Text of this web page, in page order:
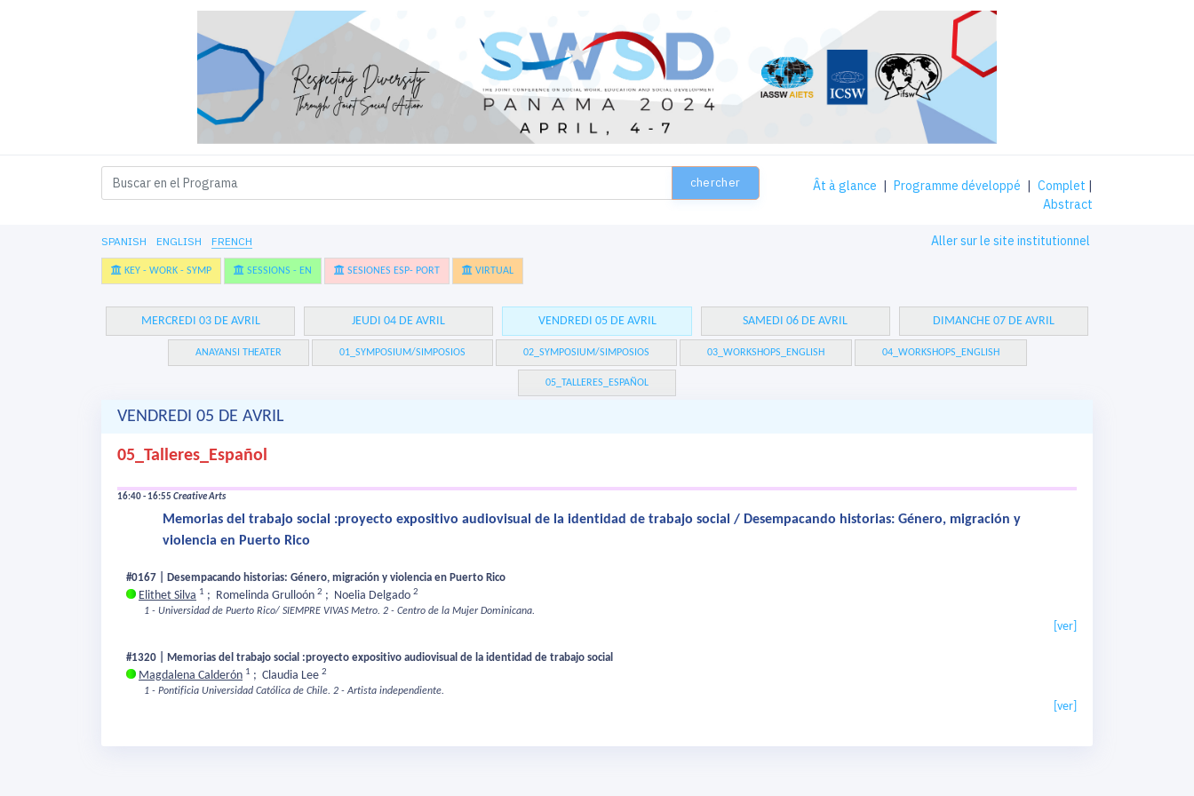
chercher Ât à glance | Programme développé | Complet |
Abstract
SPANISH ENGLISH FRENCH Aller sur le site institutionnel
KEY - WORK - SYMP SESSIONS - EN SESIONES ESP- PORT VIRTUAL
MERCREDI 03 DE AVRIL JEUDI 04 DE AVRIL VENDREDI 05 DE AVRIL SAMEDI 06 DE AVRIL DIMANCHE 07 DE AVRIL
ANAYANSI THEATER 01_SYMPOSIUM/SIMPOSIOS 02_SYMPOSIUM/SIMPOSIOS 03_WORKSHOPS_ENGLISH 04_WORKSHOPS_ENGLISH
05_TALLERES_ESPAÑOL
VENDREDI 05 DE AVRIL
05_Talleres_Español
16:40 - 16:55 Creative Arts
Memorias del trabajo social :proyecto expositivo audiovisual de la identidad de trabajo social / Desempacando historias: Género, migración y
violencia en Puerto Rico
#0167 | Desempacando historias: Género, migración y violencia en Puerto Rico
Elithet Silva 1 ; Romelinda Grulloón 2 ; Noelia Delgado 2
1 - Universidad de Puerto Rico/ SIEMPRE VIVAS Metro. 2 - Centro de la Mujer Dominicana.
[ver]
#1320 | Memorias del trabajo social :proyecto expositivo audiovisual de la identidad de trabajo social
Magdalena Calderón 1 ; Claudia Lee 2
1 - Pontificia Universidad Católica de Chile. 2 - Artista independiente.
[ver]